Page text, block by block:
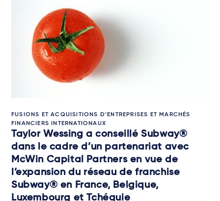
FUSIONS ET ACQUISITIONS D’ENTREPRISES ET MARCHÉS
FINANCIERS INTERNATIONAUX
Taylor Wessing a conseillé Subway®
dans le cadre d’un partenariat avec
McWin Capital Partners en vue de
l’expansion du réseau de franchise
Subway® en France, Belgique,
Luxembourg et Tchéquie